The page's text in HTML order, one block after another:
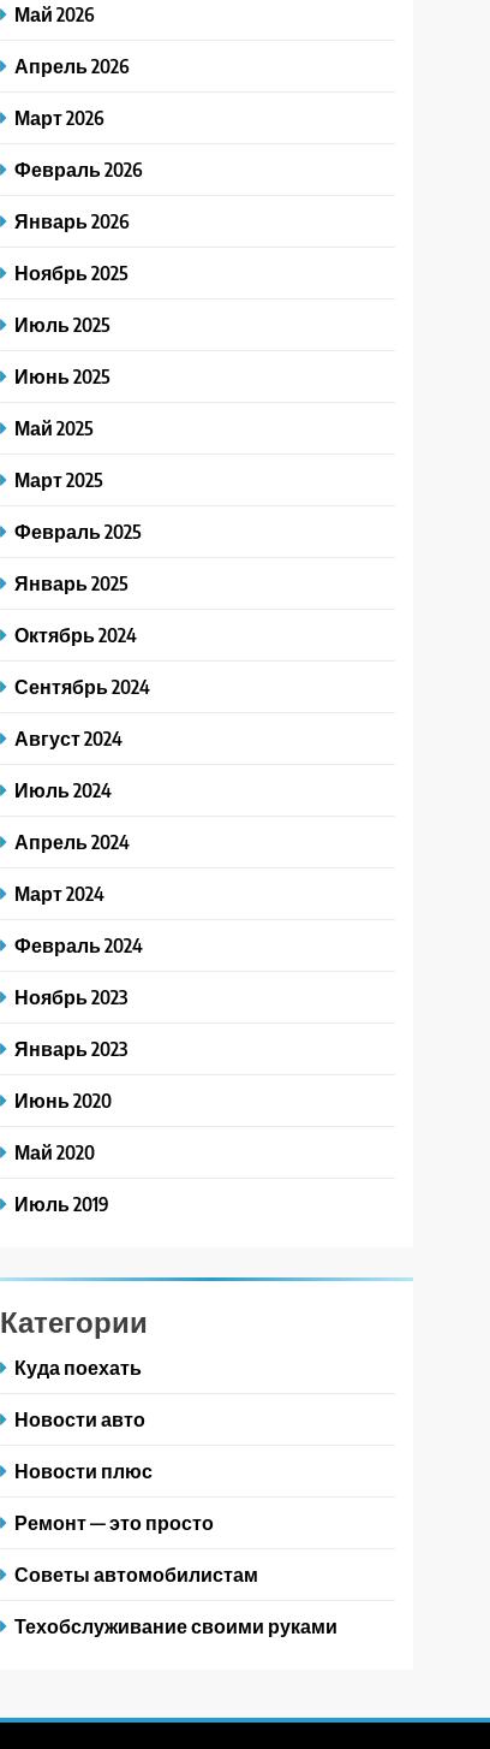
Май 2026
Апрель 2026
Март 2026
Февраль 2026
Январь 2026
Ноябрь 2025
Июль 2025
Июнь 2025
Май 2025
Март 2025
Февраль 2025
Январь 2025
Октябрь 2024
Сентябрь 2024
Август 2024
Июль 2024
Апрель 2024
Март 2024
Февраль 2024
Ноябрь 2023
Январь 2023
Июнь 2020
Май 2020
Июль 2019
Категории
Куда поехать
Новости авто
Новости плюс
Ремонт — это просто
Советы автомобилистам
Техобслуживание своими руками